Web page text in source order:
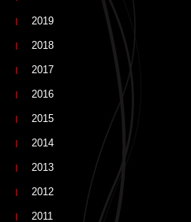
2019
2018
2017
2016
2015
2014
2013
2012
2011